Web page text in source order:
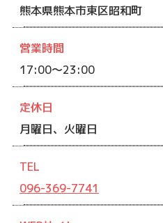
熊本県熊本市東区昭和町
営業時間
17:00～23:00
定休日
月曜日、火曜日
TEL
096-369-7741